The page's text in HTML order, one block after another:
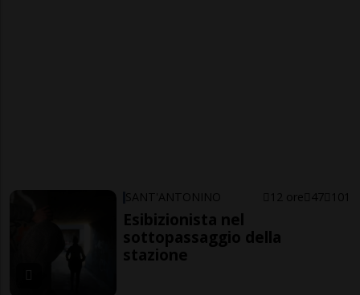
SANT'ANTONINO 12 ore 47 101
Esibizionista nel
sottopassaggio della
stazione